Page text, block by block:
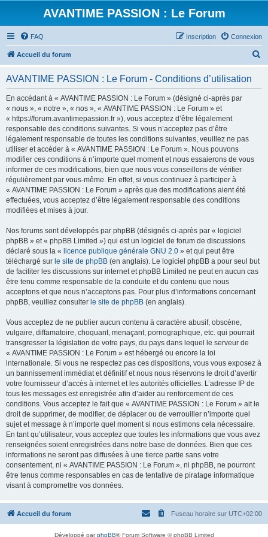
AVANTIME PASSION : Le Forum
FAQ Connexion
Inscription
Accueil du forum
AVANTIME PASSION : Le Forum - Conditions d’utilisation
En accédant à « AVANTIME PASSION : Le Forum » (désigné ci-après par
« nous », « notre », « nos », « AVANTIME PASSION : Le Forum » et
« https://forum.avantimepassion.fr »), vous acceptez d’être légalement
responsable des conditions suivantes. Si vous n’acceptez pas d’être
légalement responsable de toutes les conditions suivantes, veuillez ne pas
utiliser et accéder à « AVANTIME PASSION : Le Forum ». Nous pouvons
modifier ces conditions à n’importe quel moment et nous essaierons de vous
informer de ces modifications, bien que nous vous conseillons de vérifier
régulièrement par vous-même. En effet, si vous continuez à participer à
« AVANTIME PASSION : Le Forum » après que des modifications aient été
effectuées, vous acceptez d’être légalement responsable des conditions
modifiées et mises à jour.
Nos forums sont développés par phpBB (désignés ci-après par « logiciel
phpBB » et « phpBB Limited ») qui est un logiciel de forum de discussions
déclaré sous la « licence publique générale GNU 2.0 » et qui peut être
téléchargé sur le site de phpBB (en anglais). Le logiciel phpBB a pour seul but
de faciliter les discussions sur internet et phpBB Limited ne peut en aucun cas
être tenu comme responsable de la conduite et du contenu que nous
acceptons et que nous n’acceptons pas. Pour plus d’informations concernant
phpBB, veuillez consulter le site de phpBB (en anglais).
Vous acceptez de ne publier aucun contenu à caractère abusif, obscène,
vulgaire, diffamatoire, choquant, menaçant, pornographique, etc. qui pourrait
transgresser la législation de votre pays, du pays dans lequel le serveur de
« AVANTIME PASSION : Le Forum » est hébergé ou encore la loi
internationale. Si vous ne respectez pas ces dispositions, vous vous exposez à
un bannissement immédiat et définitif et nous nous réservons le droit d’avertir
votre fournisseur d’accès à internet et les autorités officielles. L’adresse IP de
tous les messages est enregistrée afin d’aider au renforcement de ces
conditions. Vous acceptez le fait que « AVANTIME PASSION : Le Forum » ait le
droit de supprimer, de modifier, de déplacer ou de verrouiller n’importe quel
sujet et message à n’importe quel moment si nous estimons cela nécessaire.
En tant qu’utilisateur, vous acceptez que toutes les informations que vous avez
renseignées soient enregistrées dans notre base de données. Bien que ces
informations ne seront pas diffusées à une tierce partie sans votre
consentement, ni « AVANTIME PASSION : Le Forum », ni phpBB, ne pourront
être tenus comme responsables en cas de tentative de piratage informatique
visant à compromettre vos données.
Accueil du forum Fuseau horaire sur UTC+02:00
Développé parphpBB® Forum Software © phpBB Limited